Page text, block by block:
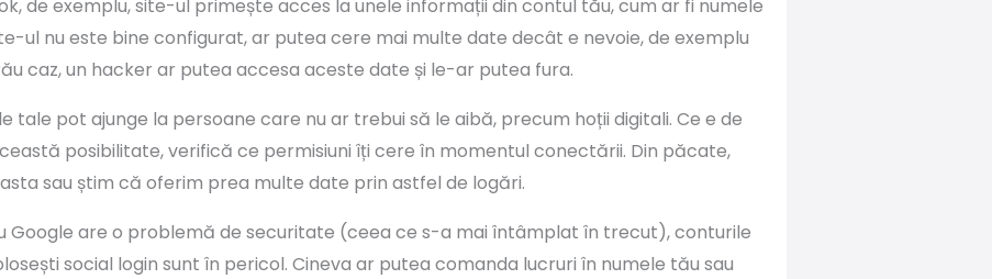
de exemplu, site-ul primește acces la unele informații din contul tău, cum ar fi numele
ul nu este bine configurat, ar putea cere mai multe date decât e nevoie, de exemplu
caz, un hacker ar putea accesa aceste date și le-ar putea fura.
tale pot ajunge la persoane care nu ar trebui să le aibă, precum hoții digitali. Ce e de
posibilitate, verifică ce permisiuni îți cere în momentul conectării. Din păcate,
sau știm că oferim prea multe date prin astfel de logări.
Google are o problemă de securitate (ceea ce s-a mai întâmplat în trecut), conturile
social login sunt în pericol. Cineva ar putea comanda lucruri în numele tău sau